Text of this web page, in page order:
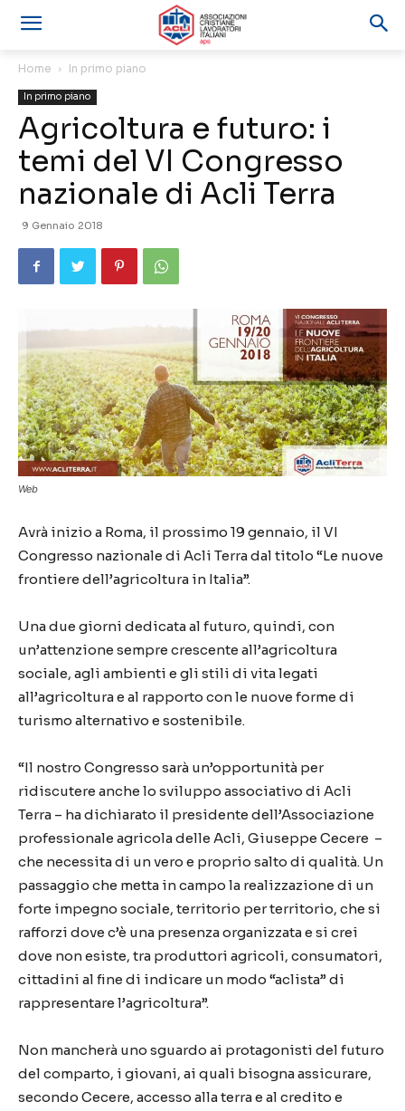
Home In primo piano
In primo piano
Agricoltura e futuro: i
temi del VI Congresso
nazionale di Acli Terra
9 Gennaio 2018
Web
Avrà inizio a Roma, il prossimo 19 gennaio, il VI
Congresso nazionale di Acli Terra dal titolo “Le nuove
frontiere dell’agricoltura in Italia”.
Una due giorni dedicata al futuro, quindi, con
un’attenzione sempre crescente all’agricoltura
sociale, agli ambienti e gli stili di vita legati
all’agricoltura e al rapporto con le nuove forme di
turismo alternativo e sostenibile.
“Il nostro Congresso sarà un’opportunità per
ridiscutere anche lo sviluppo associativo di Acli
Terra – ha dichiarato il presidente dell’Associazione
professionale agricola delle Acli, Giuseppe Cecere –
che necessita di un vero e proprio salto di qualità. Un
passaggio che metta in campo la realizzazione di un
forte impegno sociale, territorio per territorio, che si
rafforzi dove c’è una presenza organizzata e si crei
dove non esiste, tra produttori agricoli, consumatori,
cittadini al fine di indicare un modo “aclista” di
rappresentare l’agricoltura”.
Non mancherà uno sguardo ai protagonisti del futuro
del comparto, i giovani, ai quali bisogna assicurare,
secondo Cecere, accesso alla terra e al credito e